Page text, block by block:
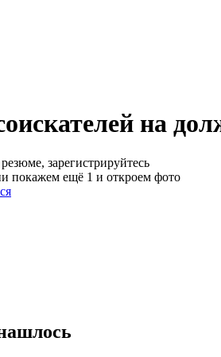
на
зарегистрируйтесь
покажем ещё 1 и откроем фото